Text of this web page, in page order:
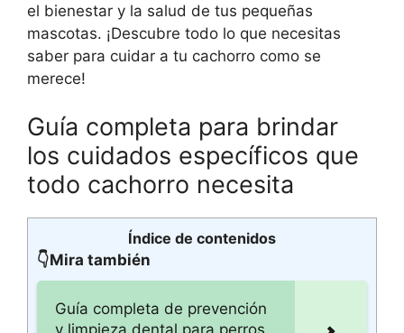
el bienestar y la salud de tus pequeñas
mascotas. ¡Descubre todo lo que necesitas
saber para cuidar a tu cachorro como se
merece!
Guía completa para brindar
los cuidados específicos que
todo cachorro necesita
Índice de contenidos
👇Mira también
Guía completa de prevención
y limpieza dental para perros